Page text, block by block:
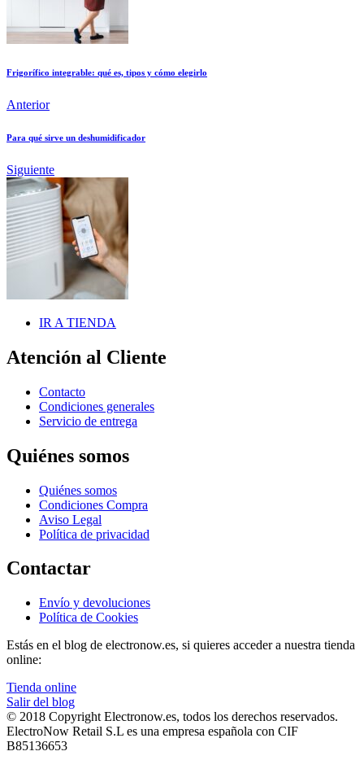
Frigorífico integrable: qué es, tipos y cómo elegirlo
Anterior
Para qué sirve un deshumidificador
Siguiente
IR A TIENDA
Atención al Cliente
Contacto
Condiciones generales
Servicio de entrega
Quiénes somos
Quiénes somos
Condiciones Compra
Aviso Legal
Política de privacidad
Contactar
Envío y devoluciones
Política de Cookies
Estás en el blog de electronow.es, si quieres acceder a nuestra tienda
online:
Tienda online
Salir del blog
© 2018 Copyright Electronow.es, todos los derechos reservados.
ElectroNow Retail S.L es una empresa española con CIF
B85136653